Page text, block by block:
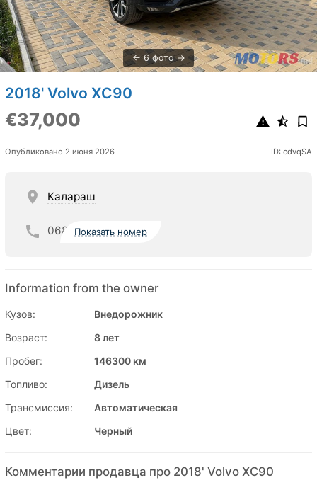
6 фото
2018' Volvo XC90
€37,000
Опубликовано 2 июня 2026 ID: cdvqSA
Калараш
068 Показать номер
Information from the owner
Кузов:
Внедорожник
Возраст:
8 лет
Пробег:
146300 км
Топливо:
Дизель
Трансмиссия:
Автоматическая
Цвет:
Черный
Комментарии продавца про 2018' Volvo XC90